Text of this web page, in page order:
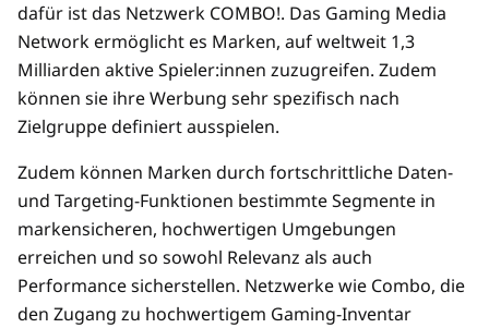
dafür ist das Netzwerk COMBO!. Das Gaming Media
Network ermöglicht es Marken, auf weltweit 1,3
Milliarden aktive Spieler:innen zuzugreifen. Zudem
können sie ihre Werbung sehr spezifisch nach
Zielgruppe definiert ausspielen.
Zudem können Marken durch fortschrittliche Daten-
und Targeting-Funktionen bestimmte Segmente in
markensicheren, hochwertigen Umgebungen
erreichen und so sowohl Relevanz als auch
Performance sicherstellen. Netzwerke wie Combo, die
den Zugang zu hochwertigem Gaming-Inventar